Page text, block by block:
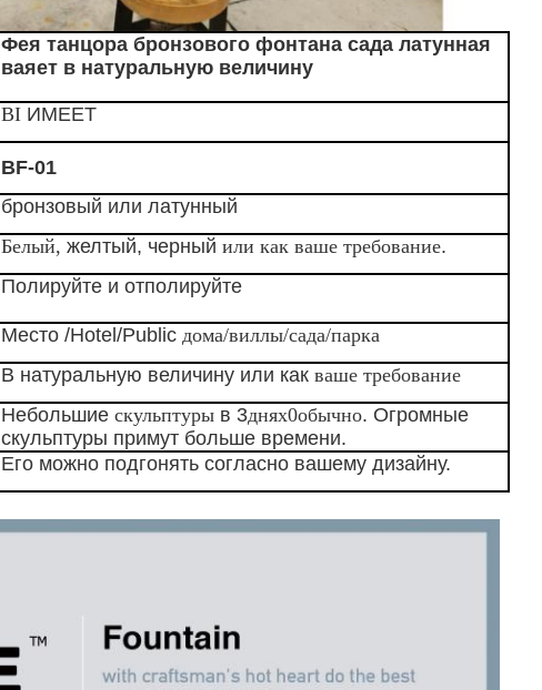
Фея танцора бронзового фонтана сада латунная
ваяет в натуральную величину
BI ИМЕЕТ
BF-01
бронзовый или латунный
Белый,желтый, черныйили как ваше требование.
Полируйте и отполируйте
Место /Hotel/Public дома/виллы/сада/парка
В натуральную величину или как ваше требование
Небольшие скульптуры в 3днях0обычно. Огромные
скульптуры примут больше времени.
Его можно подгонять согласно вашему дизайну.